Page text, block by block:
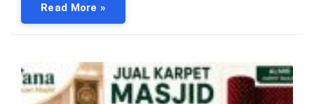
Read More »